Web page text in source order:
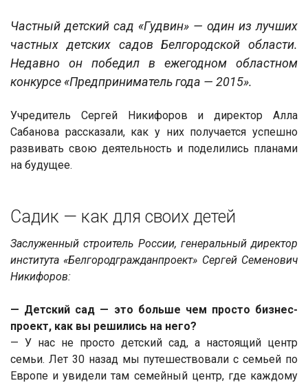
Частный детский сад «Гудвин» — один из лучших
частных детских садов Белгородской области.
Недавно он победил в ежегодном областном
конкурсе «Предприниматель года — 2015».
Учредитель Сергей Никифоров и директор Алла
Сабанова рассказали, как у них получается успешно
развивать свою деятельность и поделились планами
на будущее.
Садик — как для своих детей
Заслуженный строитель России, генеральный директор
института «Белгородгражданпроект» Сергей Семенович
Никифоров:
— Детский сад — это больше чем просто бизнес-
проект, как вы решились на него?
— У нас не просто детский сад, а настоящий центр
семьи. Лет 30 назад мы путешествовали с семьей по
Европе и увидели там семейный центр, где каждому